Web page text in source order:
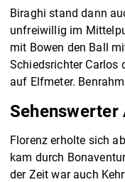
Biraghi stand dann
unfreiwillig im
mit Bowen den Ball
Schiedsrichter Carlos
auf Elfmeter.
Sehenswerter
Florenz erholte sich
kam durch
der Zeit war auch